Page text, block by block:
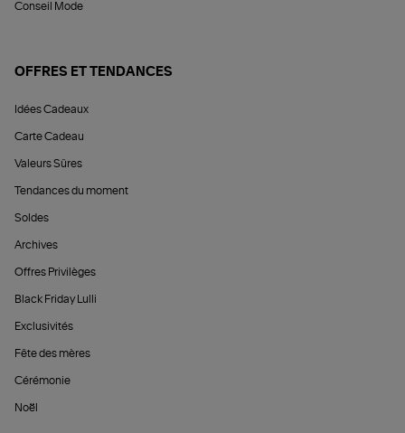
Conseil Mode
OFFRES ET TENDANCES
Idées Cadeaux
Carte Cadeau
Valeurs Sûres
Tendances du moment
Soldes
Archives
Offres Privilèges
Black Friday Lulli
Exclusivités
Fête des mères
Cérémonie
Noël